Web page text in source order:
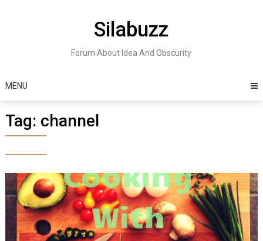
Silabuzz
Forum About Idea And Obscurity
MENU
Tag: channel